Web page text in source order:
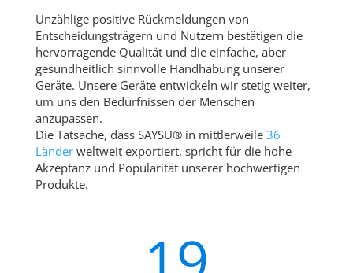
Unzählige positive Rückmeldungen von
Entscheidungsträgern und Nutzern bestätigen die
hervorragende Qualität und die einfache, aber
gesundheitlich sinnvolle Handhabung unserer
Geräte. Unsere Geräte entwickeln wir stetig weiter,
um uns den Bedürfnissen der Menschen
anzupassen.
Die Tatsache, dass SAYSU® in mittlerweile 36
Länderweltweit exportiert, spricht für die hohe
Akzeptanz und Popularität unserer hochwertigen
Produkte.